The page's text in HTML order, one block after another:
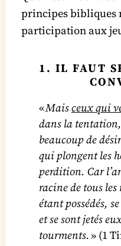
principes bibliques
participation aux
1. IL FAUT
«Maisceux qui
dans la
beaucoup de
qui plongent les
perdition. Car
racine de tous
étant possédés,
et se sont jetés
tourments.» (1